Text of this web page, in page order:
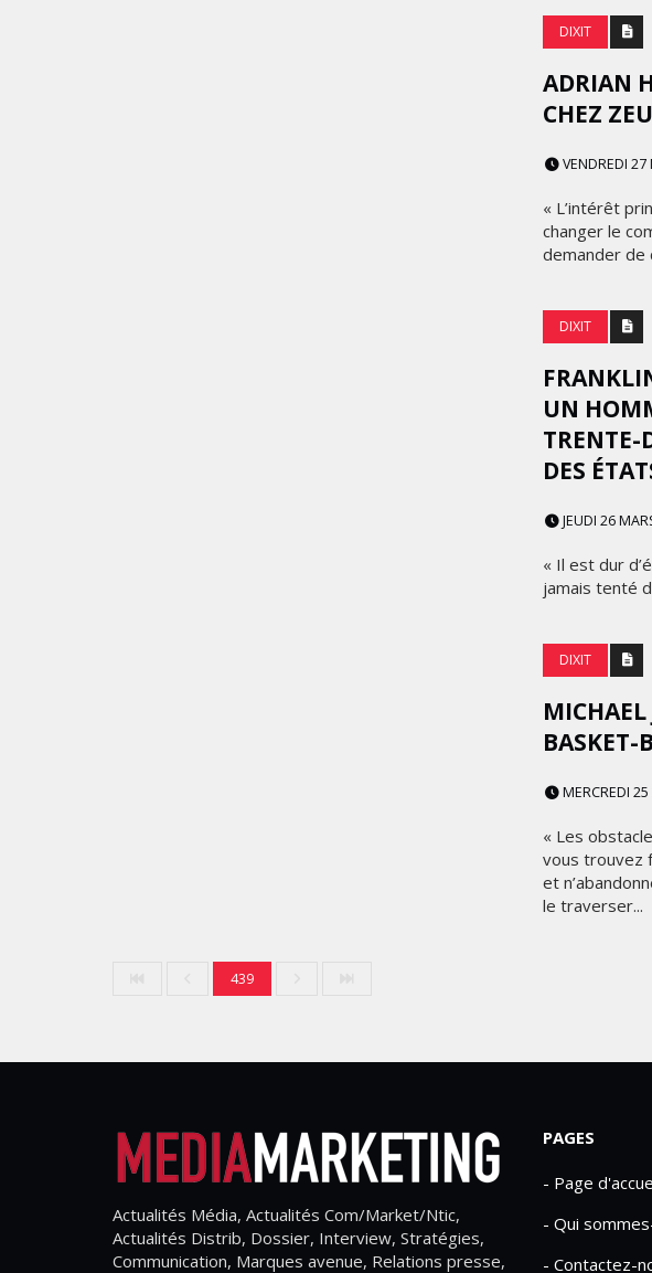
DIXIT
ADRIAN
CHEZ
VENDREDI
« L’intérêt
changer le
demander de
DIXIT
UN
TRENTE-
DES
JEUDI 26
« Il est dur
jamais tenté
DIXIT
MICHAEL
BASKET-
MERCREDI
« Les
vous trouvez
et
le traverser...
439
Actualités Média, Actualités Com/Market/Ntic,
Actualités Distrib, Dossier, Interview, Stratégies,
Communication, Marques avenue, Relations presse,
PAGES
- Page
- Qui
- Contactez-